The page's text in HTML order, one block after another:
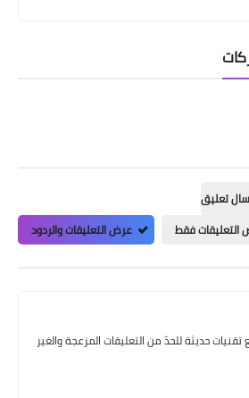
تعليق
فقط
عرض التعليقات والردود
حديثة للحدّ من التعليقات المزعجة والغير